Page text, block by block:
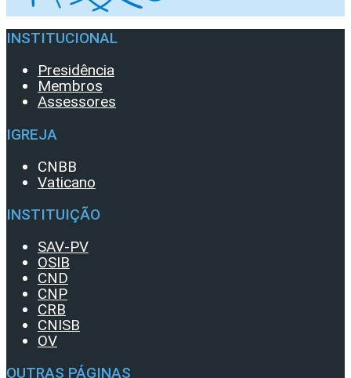
INSTITUCIONAL
Presidência
Membros
Assessores
IGREJA
CNBB
Vaticano
INSTITUIÇÃO
SAV-PV
OSIB
CND
CNP
CRB
CNISB
OV
OUTRAS PÁGINAS